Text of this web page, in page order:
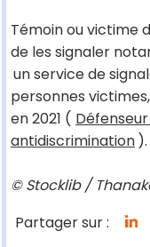
Témoin ou victime
de les signaler
un service de
personnes
en 2021 (
antidiscrimination ).
© Stocklib /
Partager sur :